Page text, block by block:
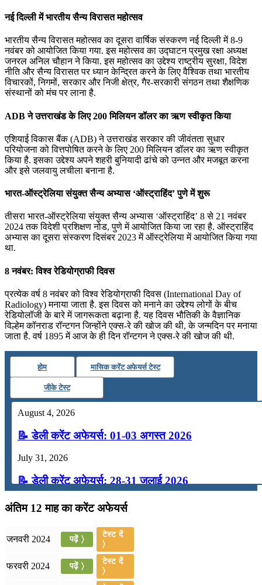
नई दिल्‍ली में भारतीय सैन्‍य विरासत महोत्‍सव
भारतीय सैन्‍य विरासत महोत्‍सव का दूसरा वार्षिक संस्करण नई दिल्‍ली में 8-9
नवंबर को आयोजित किया गया. इस महोत्‍सव का उद्घाटन प्रमुख रक्षा अध्‍यक्ष
जनरल अनिल चौहान ने किया. इस महोत्‍सव का उद्देश्‍य राष्‍ट्रीय सुरक्षा, विदेश
नीति और सैन्‍य विरासत पर ध्‍यान केन्द्रित करने के लिए वैश्विक तथा भारतीय
विचारकों, निगमों, सरकार और निजी क्षेत्र, गैर-सरकारी संगठन तथा शैक्षणिक
संस्‍थानों को मंच पर लाना है.
ADB ने उत्तराखंड के लिए 200 मिलियन डॉलर का ऋण स्वीकृत किया
एशियाई विकास बैंक (ADB) ने उत्तराखंड सरकार की जीवंतता सुधार
परियोजना को वित्तपोषित करने के लिए 200 मिलियन डॉलर का ऋण स्वीकृत
किया है. इसका उद्देश्य अपने शहरी बुनियादी ढांचे को उन्नत और मजबूत करना
और इसे जलवायु लचीला बनाना है.
भारत-ऑस्ट्रेलिया संयुक्त सैन्य अभ्यास ‘ऑस्ट्राहिंद’ पुणे में शुरू
तीसरा भारत-ऑस्ट्रेलिया संयुक्त सैन्य अभ्यास ‘ऑस्ट्राहिंद’ 8 से 21 नवंबर
2024 तक विदेशी प्रशिक्षण नोड, पुणे में आयोजित किया जा रहा है. ऑस्ट्राहिंद
अभ्यास का दूसरा संस्करण दिसंबर 2023 में ऑस्ट्रेलिया में आयोजित किया गया
था.
8 नवंबर: विश्व रेडियोग्राफी दिवस
प्रत्येक वर्ष 8 नवंबर को विश्व रेडियोग्राफी दिवस (International Day of
Radiology) मनाया जाता है. इस दिवस को मनाने का उद्देश्य लोगों के बीच
रेडियोलॉजी के बारे में जागरूकता बढ़ाना है. यह दिवस भौतिकी के वैज्ञानिक
विल्हेम कॉनराड रॉन्टगन जिन्होंने एक्स-रे की खोज की थी, के जन्मदिन पर मनाया
जाता है. वर्ष 1895 में आज के ही दिन रॉन्टगन ने एक्स-रे की खोज की थी.
होम मासिक करेंट अफेयर्स टेस्ट
जीके टेस्ट
August 4, 2026
📝 डेली करेंट अफेयर्स: 01-03 अगस्त 2026
July 31, 2026
📝 डेली करेंट अफेयर्स: 28-31 जुलाई 2026
July 28, 2026
📝 डेली करेंट अफेयर्स: 25-27 जुलाई 2026
July 25, 2026
📝 डेली करेंट अफेयर्स: 22-24 जुलाई 2026
अंतिम 12 माह का करेंट अफेयर्स
जनवरी 2024 पढ़ें 〉
टेस्ट दें
〉
फरवरी 2024 पढ़ें 〉
टेस्ट दें
〉